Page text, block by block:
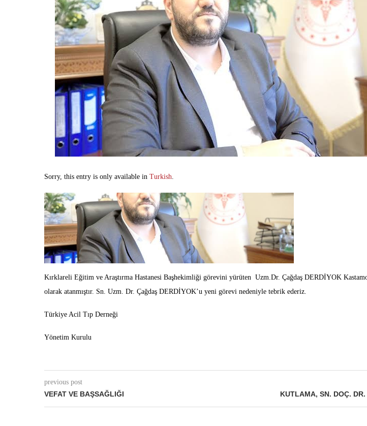
Sorry, this entry is only available in Turkish.
Kırklareli Eğitim ve Araştırma Hastanesi Başhekimliği görevini yürüten Uzm.Dr. Çağdaş DERDİYOK
olarak atanmıştır. Sn. Uzm. Dr. Çağdaş DERDİYOK’u yeni görevi nedeniyle tebrik ederiz.
Türkiye Acil Tıp Derneği
Yönetim Kurulu
previous post
VEFAT VE BAŞSAĞLIĞI KUTLAMA, SN. DOÇ.